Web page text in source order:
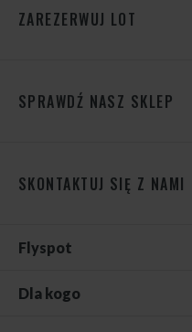
ZAREZERWUJ LOT
SPRAWDŹ NASZ SKLEP
SKONTAKTUJ SIĘ Z NAMI
Flyspot
Dla kogo